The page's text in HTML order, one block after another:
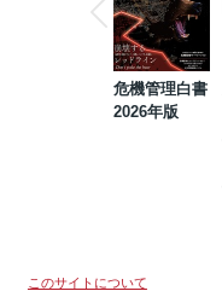
危機管理白書
2026年版
このサイトについて